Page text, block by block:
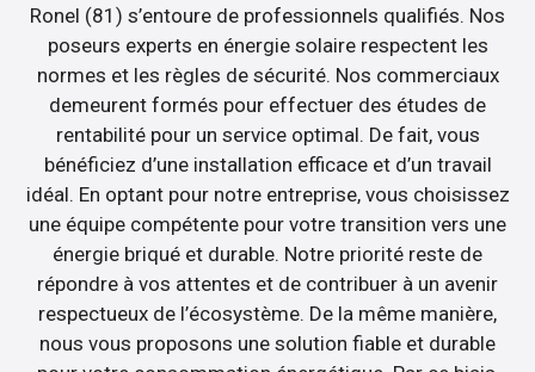
Ronel (81) s’entoure de professionnels qualifiés. Nos
poseurs experts en énergie solaire respectent les
normes et les règles de sécurité. Nos commerciaux
demeurent formés pour effectuer des études de
rentabilité pour un service optimal. De fait, vous
bénéficiez d’une installation efficace et d’un travail
idéal. En optant pour notre entreprise, vous choisissez
une équipe compétente pour votre transition vers une
énergie briqué et durable. Notre priorité reste de
répondre à vos attentes et de contribuer à un avenir
respectueux de l’écosystème. De la même manière,
nous vous proposons une solution fiable et durable